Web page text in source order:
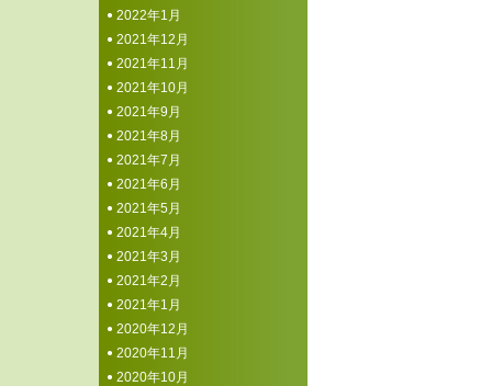
2022年1月
2021年12月
2021年11月
2021年10月
2021年9月
2021年8月
2021年7月
2021年6月
2021年5月
2021年4月
2021年3月
2021年2月
2021年1月
2020年12月
2020年11月
2020年10月